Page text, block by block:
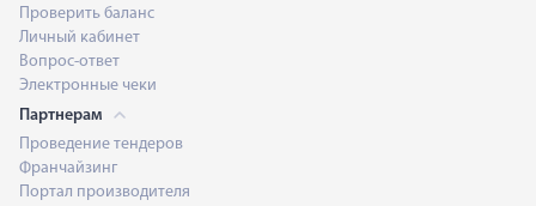
Проверить баланс
Личный кабинет
Вопрос-ответ
Электронные чеки
Партнерам
Проведение тендеров
Франчайзинг
Портал производителя